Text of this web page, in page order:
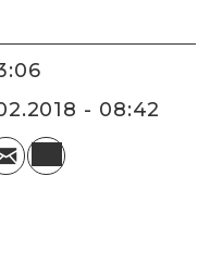
- 08:42